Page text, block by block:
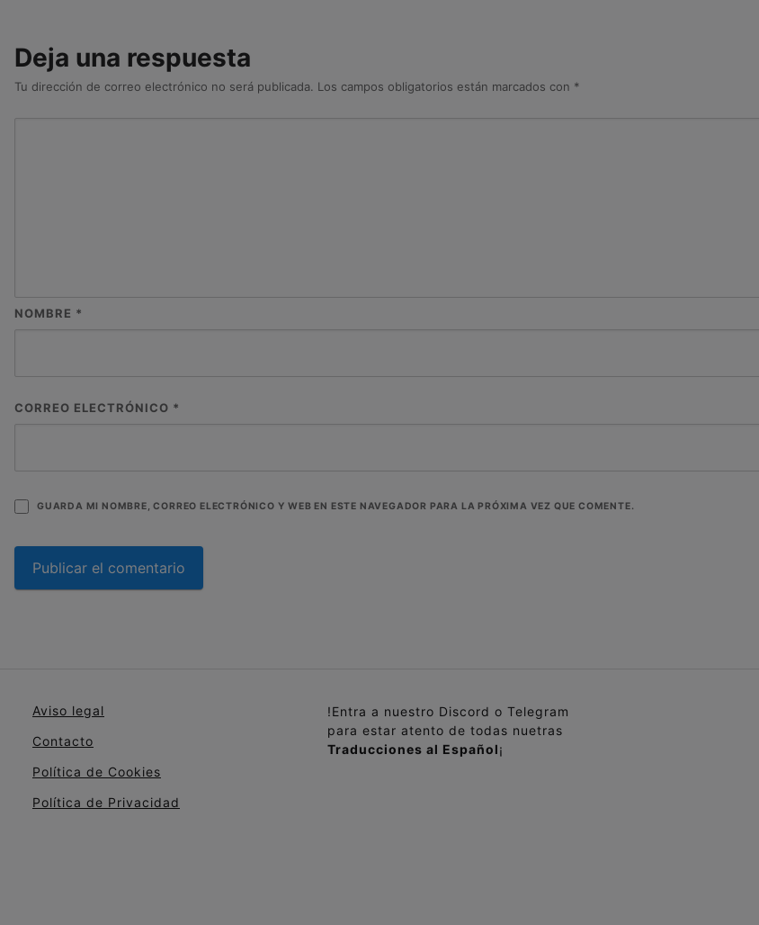
Deja una respuesta
Tu dirección de correo electrónico no será publicada. Los campos obligatorios están marcados con *
NOMBRE *
CORREO ELECTRÓNICO *
GUARDA MI NOMBRE, CORREO ELECTRÓNICO Y WEB EN ESTE NAVEGADOR PARA LA PRÓXIMA VEZ QUE COMENTE.
Aviso legal
Contacto
Política de Cookies
Política de Privacidad
!Entra a nuestro Discord o Telegram
para estar atento de todas nuetras
Traducciones al Español¡